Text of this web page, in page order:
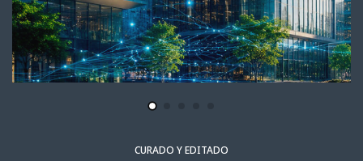
CURADO Y EDITADO